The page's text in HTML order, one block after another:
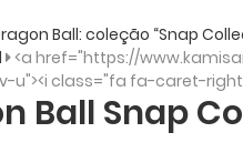
Ball: coleção “Snap
<a href="https://
u"><i class="fa fa-caret-
Ball Snap